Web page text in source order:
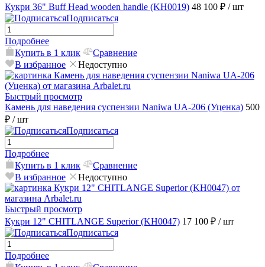
Кукри 36" Buff Head wooden handle (KH0019) 48 100 ₽ / шт
Подписаться
Подробнее
Купить в 1 клик
Сравнение
В избранное
Недоступно
Быстрый просмотр
Камень для наведения суспензии Naniwa UA-206 (Уценка) 500
₽ / шт
Подписаться
Подробнее
Купить в 1 клик
Сравнение
В избранное
Недоступно
Быстрый просмотр
Кукри 12" CHITLANGE Superior (KH0047) 17 100 ₽ / шт
Подписаться
Подробнее